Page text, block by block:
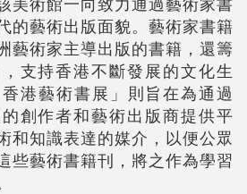
的藝術出版面貌。藝術家書籍
藝術家主導出版的書籍，還籌
支持香港不斷發展的文化生
港藝術書展」則旨在為通過
創作者和藝術出版商提供平
和知識表達的媒介，以便公眾
些藝術書籍刊，將之作為學習